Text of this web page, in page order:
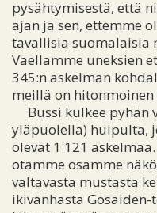
pysähtymisestä, että
ajan ja sen, ettemme
tavallisia suomalaisia
Vaellamme uneksien
345:n askelman
meillä on hitonmoinen
Bussi kulkee pyhän
yläpuolella) huipulta,
olevat 1 121
otamme osamme
valtavasta mustasta
ikivanhasta